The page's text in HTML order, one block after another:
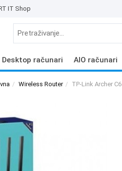
IT Shop
Desktop računari AIO računari
Wireless Router TP-Link Archer